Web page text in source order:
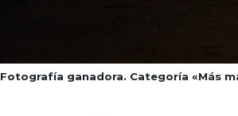
Fotografía ganadora. Categoría «Más